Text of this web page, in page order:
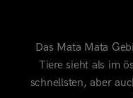
Das Mata Mata
Tiere sieht als im
schnellsten, aber